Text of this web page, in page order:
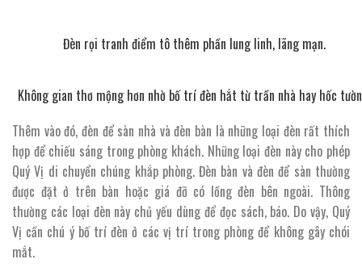
Đèn rọi tranh điểm tô thêm phần lung linh, lãng mạn.
Không gian thơ mộng hơn nhờ bố trí đèn hắt từ trần nhà hay hốc
Thêm vào đó, đèn để sàn nhà và đèn bàn là những loại đèn rất thích
hợp để chiếu sáng trong phòng khách. Những loại đèn này cho phép
Quý Vị di chuyển chúng khắp phòng. Đèn bàn và đèn để sàn thường
được đặt ở trên bàn hoặc giá đỡ có lồng đèn bên ngoài. Thông
thường các loại đèn này chủ yếu dùng để đọc sách, báo. Do vậy, Quý
Vị cần chú ý bố trí đèn ở các vị trí trong phòng để không gây chói
mắt.